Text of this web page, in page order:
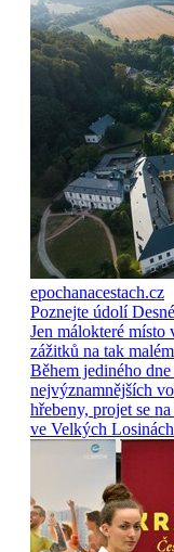
epochanacestach.cz
Poznejte údolí
Jen málokteré
zážitků na tak
Během jediného
nejvýznamnějších
hřebeny, projet se
ve Velkých